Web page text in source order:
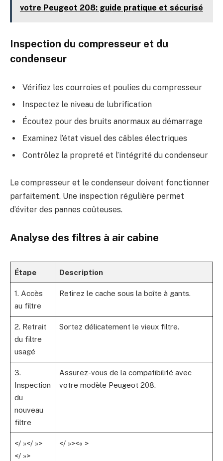
votre Peugeot 208: guide pratique et sécurisé
Inspection du compresseur et du
condenseur
Vérifiez les courroies et poulies du compresseur
Inspectez le niveau de lubrification
Écoutez pour des bruits anormaux au démarrage
Examinez l’état visuel des câbles électriques
Contrôlez la propreté et l’intégrité du condenseur
Le compresseur et le condenseur doivent fonctionner
parfaitement. Une inspection régulière permet
d’éviter des pannes coûteuses.
Analyse des filtres à air cabine
Étape Description
1. Accès
au filtre
Retirez le cache sous la boîte à gants.
2. Retrait
du filtre
usagé
Sortez délicatement le vieux filtre.
3.
Inspection
du
nouveau
filtre
Assurez-vous de la compatibilité avec
votre modèle Peugeot 208.
</ »</ »>
</ »>
</ »><« >